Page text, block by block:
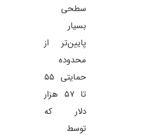
سطحی
بسیار
پایین‌تر از
محدوده
حمایتی ۵۵
تا ۵۷ هزار
دلار که
توسط